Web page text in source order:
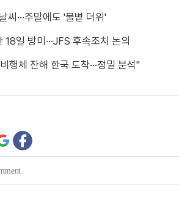
씨···주말에도 '불볕 더위'
일 방미···JFS 후속조치 논의
행체 잔해 한국 도착···정밀 분석"